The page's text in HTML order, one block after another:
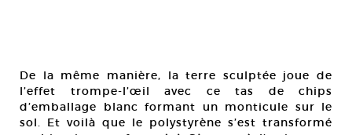
De la même manière, la terre sculptée joue de
l’effet trompe-l’œil avec ce tas de chips
d’emballage blanc formant un monticule sur le
sol. Et voilà que le polystyrène s’est transformé